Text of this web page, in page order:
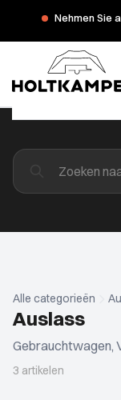
Nehmen Sie
Alle categorieën
Auslass
Gebrauchtwagen,
3 artikelen